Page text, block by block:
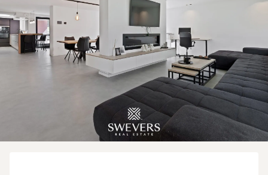
NIEUWBOUW
ADVIES
OVER ONS
VASTGOEDCAFÉ